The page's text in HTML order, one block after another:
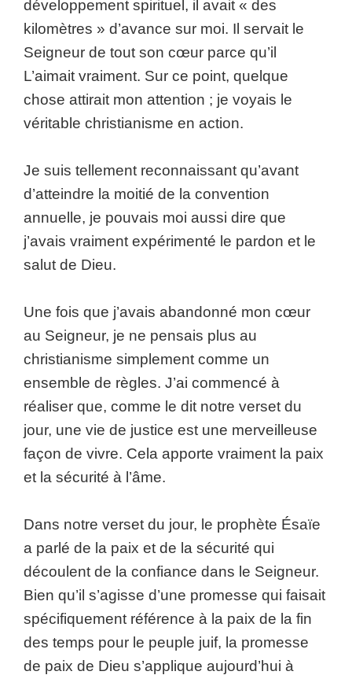
développement spirituel, il avait « des
kilomètres » d’avance sur moi. Il servait le
Seigneur de tout son cœur parce qu’il
L’aimait vraiment. Sur ce point, quelque
chose attirait mon attention ; je voyais le
véritable christianisme en action.
Je suis tellement reconnaissant qu’avant
d’atteindre la moitié de la convention
annuelle, je pouvais moi aussi dire que
j’avais vraiment expérimenté le pardon et le
salut de Dieu.
Une fois que j’avais abandonné mon cœur
au Seigneur, je ne pensais plus au
christianisme simplement comme un
ensemble de règles. J’ai commencé à
réaliser que, comme le dit notre verset du
jour, une vie de justice est une merveilleuse
façon de vivre. Cela apporte vraiment la paix
et la sécurité à l’âme.
Dans notre verset du jour, le prophète Ésaïe
a parlé de la paix et de la sécurité qui
découlent de la confiance dans le Seigneur.
Bien qu’il s’agisse d’une promesse qui faisait
spécifiquement référence à la paix de la fin
des temps pour le peuple juif, la promesse
de paix de Dieu s’applique aujourd’hui à